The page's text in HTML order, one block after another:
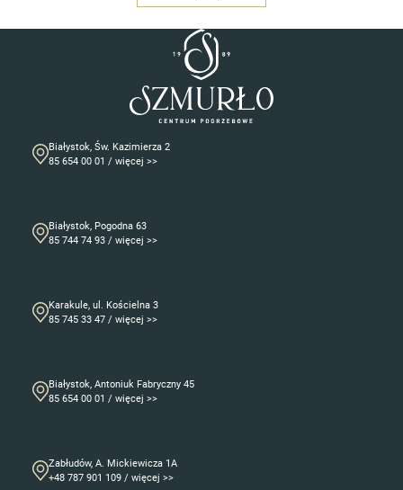
Białystok, Św. Kazimierza 2
85 654 00 01 / więcej >>
Białystok, Pogodna 63
85 744 74 93 / więcej >>
Karakule, ul. Kościelna 3
85 745 33 47 / więcej >>
Białystok, Antoniuk Fabryczny 45
85 654 00 01 / więcej >>
Zabłudów, A. Mickiewicza 1A
+48 787 901 109 / więcej >>